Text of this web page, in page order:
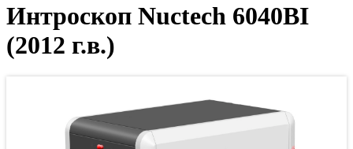
Интроскоп Nuctech 6040BI
(2012 г.в.)